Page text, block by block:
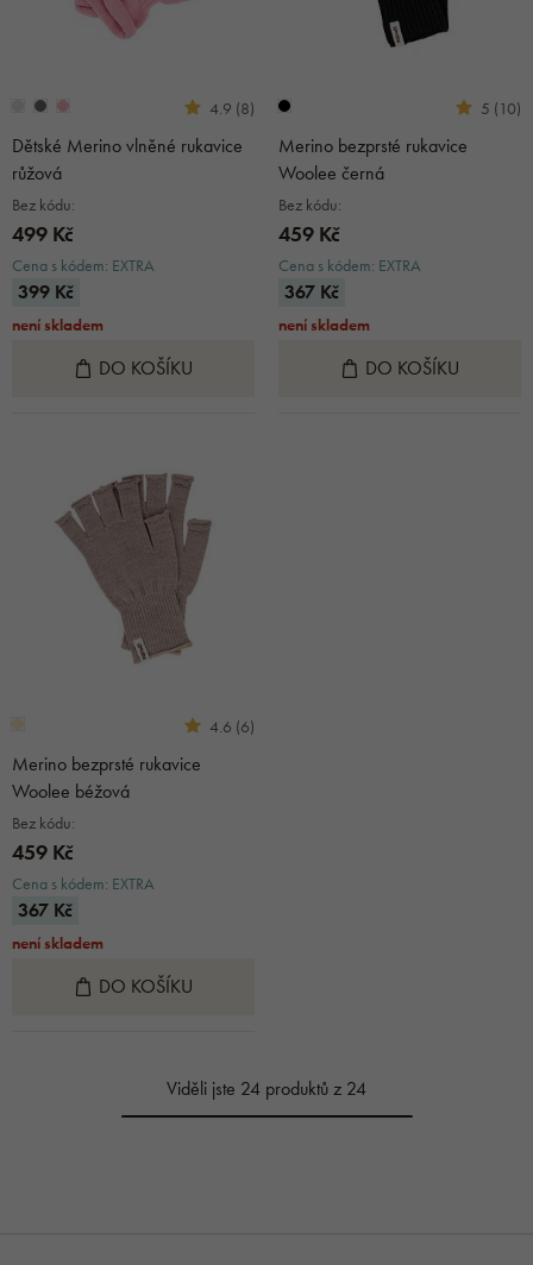
4.9 (8)
Dětské Merino vlněné rukavice
růžová
Bez kódu:
499 Kč
Cena s kódem: EXTRA
399 Kč
není skladem
DO KOŠÍKU
5 (10)
Merino bezprsté rukavice
Woolee černá
Bez kódu:
459 Kč
Cena s kódem: EXTRA
367 Kč
není skladem
DO KOŠÍKU
4.6 (6)
Merino bezprsté rukavice
Woolee béžová
Bez kódu:
459 Kč
Cena s kódem: EXTRA
367 Kč
není skladem
DO KOŠÍKU
Viděli jste 24 produktů z 24